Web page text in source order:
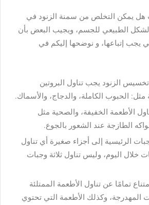
هل يمكن التخلص من سمنة الزنود في
الطبيعي للجسم، ويجيب البعض بأن
يجب إتباعها، و نوضحها إليكم في
تخسيس الزنود يجب تناول البروتين
الحبوب الكاملة، والدجاج، والأسماك.
الأطعمة الخفيفة، والصحية مثل
الطازجة عند الشعور بالجوع.
الرئيسية إلى أجزاء صغيرة أي تناول
خلال اليوم، وليس تناول ثلاثة وجبات
تمامًا عن تناول الأطعمة الممتلئة
المهدرجة، وكذلك الأطعمة التي تحتوي